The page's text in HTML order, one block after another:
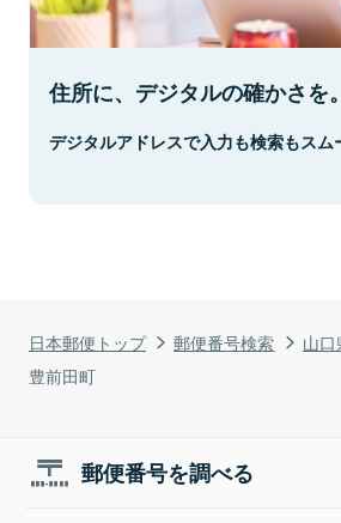
日本郵便トップ 郵便番号検索 山口
豊前田町
住所に、デジタルの確かさを。
デジタルアドレスで入力も検索もスム
郵便番号を調べる